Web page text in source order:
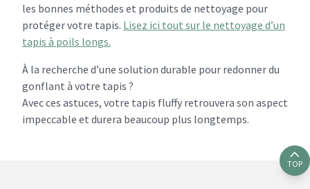
les bonnes méthodes et produits de nettoyage pour
protéger votre tapis. Lisez ici tout sur le nettoyage d’un
tapis à poils longs.
À la recherche d’une solution durable pour redonner du
gonflant à votre tapis ?
Avec ces astuces, votre tapis fluffy retrouvera son aspect
impeccable et durera beaucoup plus longtemps.
TOP